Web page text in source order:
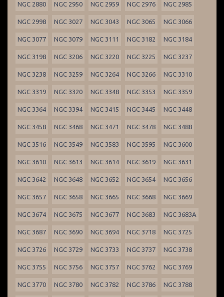
NGC 2880 NGC 2950 NGC 2959 NGC 2976 NGC 2985
NGC 2998 NGC 3027 NGC 3043 NGC 3065 NGC 3066
NGC 3077 NGC 3079 NGC 3111 NGC 3182 NGC 3184
NGC 3198 NGC 3206 NGC 3220 NGC 3225 NGC 3237
NGC 3238 NGC 3259 NGC 3264 NGC 3266 NGC 3310
NGC 3319 NGC 3320 NGC 3348 NGC 3353 NGC 3359
NGC 3364 NGC 3394 NGC 3415 NGC 3445 NGC 3448
NGC 3458 NGC 3468 NGC 3471 NGC 3478 NGC 3488
NGC 3516 NGC 3549 NGC 3583 NGC 3595 NGC 3600
NGC 3610 NGC 3613 NGC 3614 NGC 3619 NGC 3631
NGC 3642 NGC 3648 NGC 3652 NGC 3654 NGC 3656
NGC 3657 NGC 3658 NGC 3665 NGC 3668 NGC 3669
NGC 3674 NGC 3675 NGC 3677 NGC 3683 NGC 3683A
NGC 3687 NGC 3690 NGC 3694 NGC 3718 NGC 3725
NGC 3726 NGC 3729 NGC 3733 NGC 3737 NGC 3738
NGC 3755 NGC 3756 NGC 3757 NGC 3762 NGC 3769
NGC 3770 NGC 3780 NGC 3782 NGC 3786 NGC 3788